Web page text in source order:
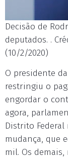
Decisão de
deputados. .
(10/2/2020)
O presidente da
restringiu o
engordar o
agora,
Distrito
mudança, que
mil. Os